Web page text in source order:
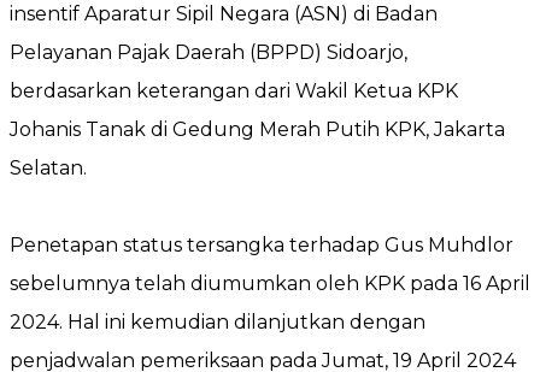
insentif Aparatur Sipil Negara (ASN) di Badan
Pelayanan Pajak Daerah (BPPD) Sidoarjo,
berdasarkan keterangan dari Wakil Ketua KPK
Johanis Tanak di Gedung Merah Putih KPK, Jakarta
Selatan.
Penetapan status tersangka terhadap Gus Muhdlor
sebelumnya telah diumumkan oleh KPK pada 16 April
2024. Hal ini kemudian dilanjutkan dengan
penjadwalan pemeriksaan pada Jumat, 19 April 2024